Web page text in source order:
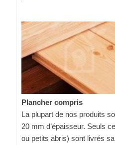
Plancher compris
La plupart de nos produits
20 mm d’épaisseur. Seuls
ou petits abris) sont livrés